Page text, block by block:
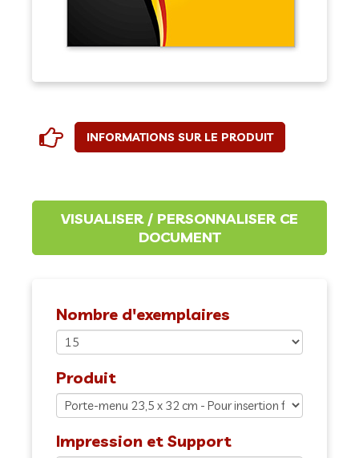
INFORMATIONS SUR LE PRODUIT
Nombre d'exemplaires
Produit
Impression et Support